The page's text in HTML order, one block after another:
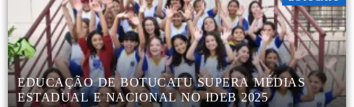
EDUCAÇÃO DE BOTUCATU SUPERA MÉDIAS
ESTADUAL E NACIONAL NO IDEB 2025